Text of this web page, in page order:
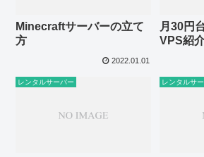
Minecraftサーバーの立て
方
2022.01.01
月30円
VPS紹
レンタルサーバー レンタルサ